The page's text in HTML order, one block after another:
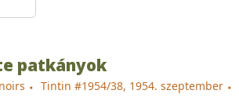
patkányok
Tintin #1954/38, 1954. szeptember